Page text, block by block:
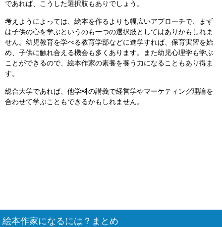
であれば、こうした選択肢もありでしょう。
考えようによっては、絵本を作るよりも幅広いアプローチで、まず
は子供の心を学ぶというのも一つの選択肢としてはありかもしれま
せん。幼児教育を学べる教育学部などに進学すれば、保育実習を始
め、子供に触れ合える機会も多くあります。また幼児心理学も学ぶ
ことができるので、絵本作家の素養を養う力になることもあり得ま
す。
総合大学であれば、他学科の講義で経営学やマーケティング理論を
合わせて学ぶこともできるかもしれません。
絵本作家になるには？まとめ